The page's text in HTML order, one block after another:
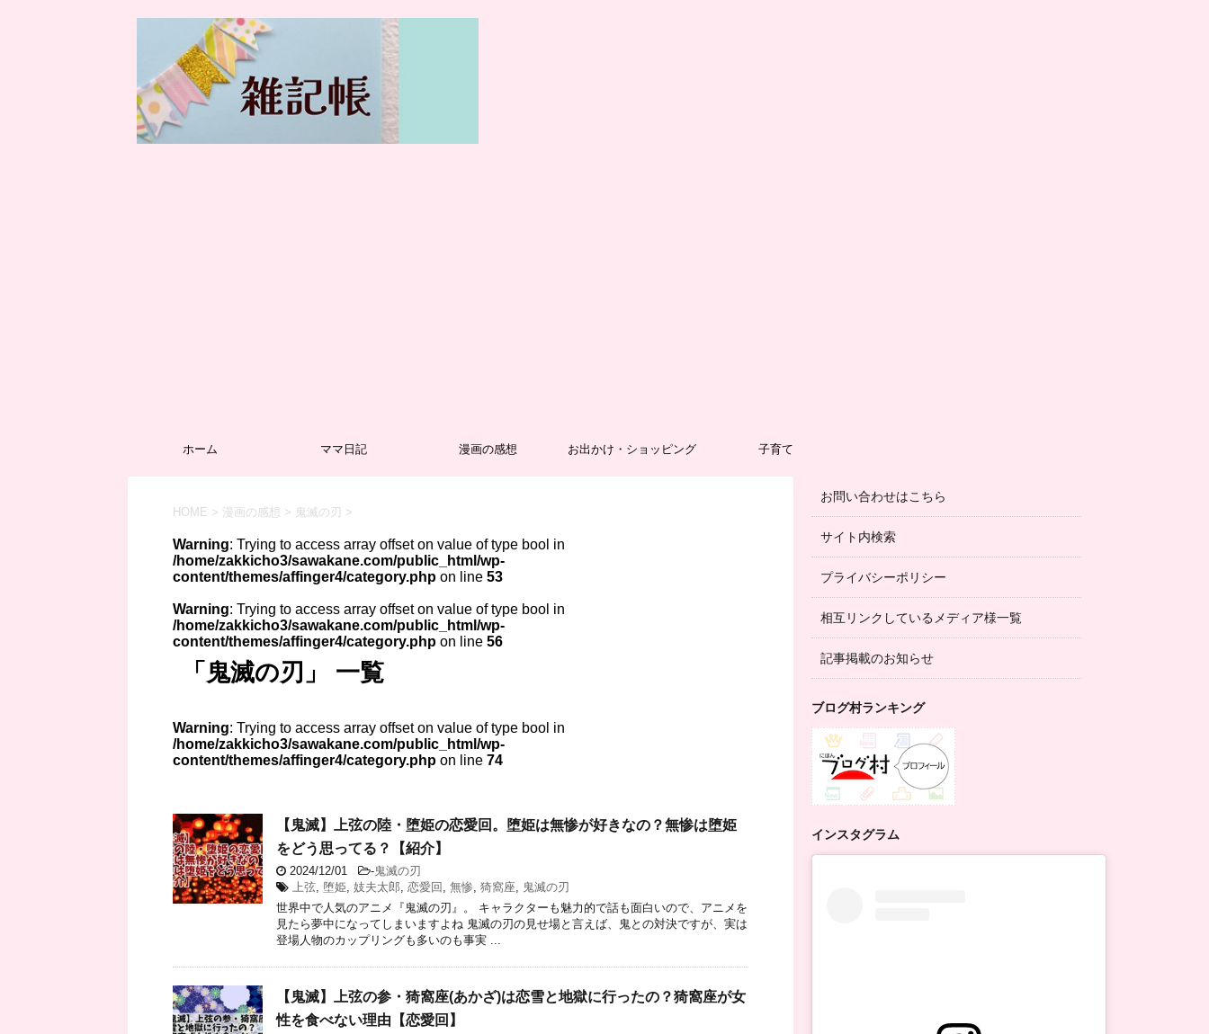
ホーム ママ日記 漫画の感想 お出かけ・ショッピング 子育て
HOME > 漫画の感想 > 鬼滅の刃 >
Warning: Trying to access array offset on value of type bool in
/home/zakkicho3/sawakane.com/public_html/wp-
content/themes/affinger4/category.php on line 53
Warning: Trying to access array offset on value of type bool in
/home/zakkicho3/sawakane.com/public_html/wp-
content/themes/affinger4/category.php on line 56
「鬼滅の刃」 一覧
Warning: Trying to access array offset on value of type bool in
/home/zakkicho3/sawakane.com/public_html/wp-
content/themes/affinger4/category.php on line 74
【鬼滅】上弦の陸・堕姫の恋愛回。堕姫は無惨が好きなの？無惨は堕姫
をどう思ってる？【紹介】
2024/12/01 -鬼滅の刃
上弦 堕姫 妓夫太郎 恋愛回 無惨 猗窩座
鬼滅の刃
世界中で人気のアニメ『鬼滅の刃』。 キャラクターも魅力的で話も面白いので、アニメを
見たら夢中になってしまいますよね 鬼滅の刃の見せ場と言えば、鬼との対決ですが、実は
登場人物のカップリングも多いのも事実 ...
【鬼滅】上弦の参・猗窩座(あかざ)は恋雪と地獄に行ったの？猗窩座が女
性を食べない理由【恋愛回】
お問い合わせはこちら
サイト内検索
プライバシーポリシー
相互リンクしているメディア様一覧
記事掲載のお知らせ
ブログ村ランキング
インスタグラム